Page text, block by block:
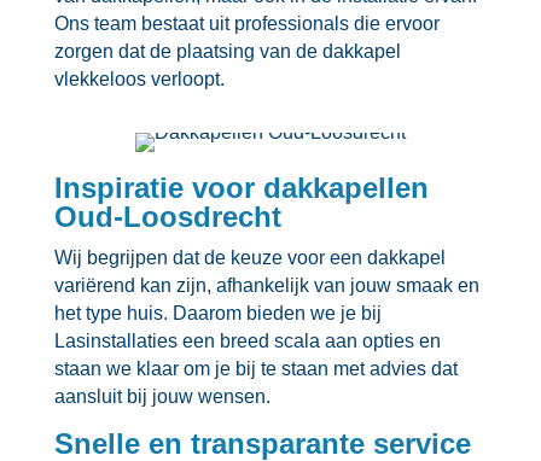
Ons team bestaat uit professionals die ervoor
zorgen dat de plaatsing van de dakkapel
vlekkeloos verloopt.​
Inspiratie voor dakkapellen
Oud-Loosdrecht
Wij begrijpen dat de keuze voor een dakkapel
variërend kan zijn, afhankelijk van jouw smaak en
het type huis.​ Daarom bieden we je bij
Lasinstallaties een breed scala aan opties en
staan we klaar om je bij te staan met advies dat
aansluit bij jouw wensen.​
Snelle en transparante service